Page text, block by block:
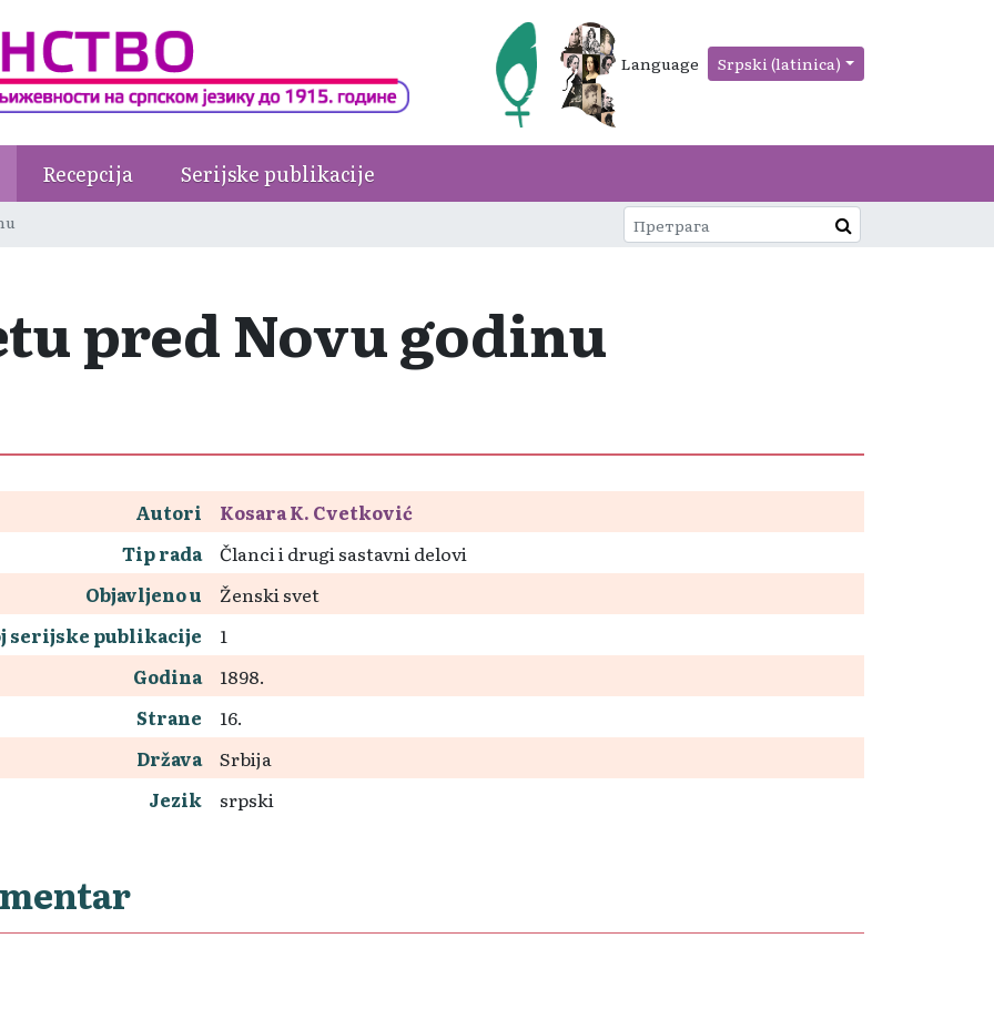
Language Srpski (latinica)
Recepcija Serijske publikacije
pred Novu godinu
Autori
Kosara K. Cvetković
Tip rada
Članci i drugi sastavni delovi
Objavljeno u
Ženski svet
serijske publikacije
1
Godina
1898.
Strane
16.
Država
Srbija
Jezik
srpski